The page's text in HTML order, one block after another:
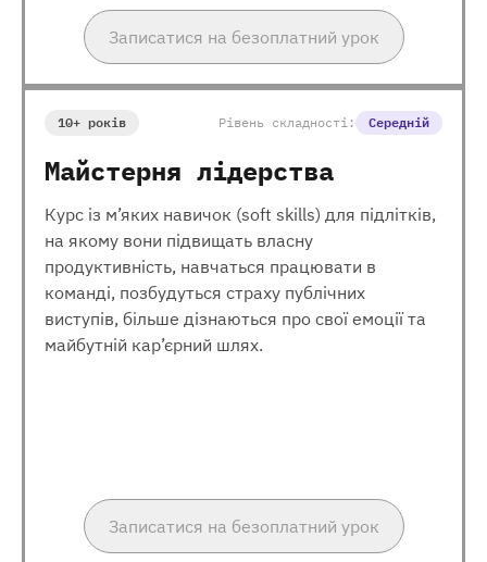
Записатися на безоплатний урок
10+ років Рівень складності: Середній
Майстерня лідерства
Курс із м’яких навичок (soft skills) для підлітків,
на якому вони підвищать власну
продуктивність, навчаться працювати в
команді, позбудуться страху публічних
виступів, більше дізнаються про свої емоції та
майбутній кар’єрний шлях.
Записатися на безоплатний урок